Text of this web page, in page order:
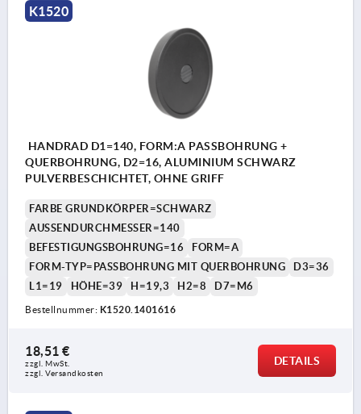
K1520
HANDRAD D1=140, FORM:A PASSBOHRUNG +
QUERBOHRUNG, D2=16, ALUMINIUM SCHWARZ
PULVERBESCHICHTET, OHNE GRIFF
FARBE GRUNDKÖRPER=SCHWARZ
AUSSENDURCHMESSER=140
BEFESTIGUNGSBOHRUNG=16
FORM=A
FORM-TYP=PASSBOHRUNG MIT QUERBOHRUNG
D3=36
L1=19
HÖHE=39 H=19,3 H2=8 D7=M6
Bestellnummer: K1520.1401616
18,51 €
zzgl. MwSt.
zzgl. Versandkosten
DETAILS